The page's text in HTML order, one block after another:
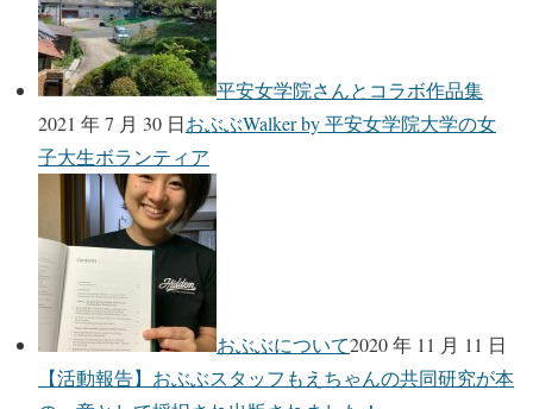
平安女学院さんとコラボ作品集
2021 年 7 月 30 日おぶぶWalker by 平安女学院大学の女
子大生ボランティア
おぶぶについて2020 年 11 月 11 日
【活動報告】おぶぶスタッフもえちゃんの共同研究が本